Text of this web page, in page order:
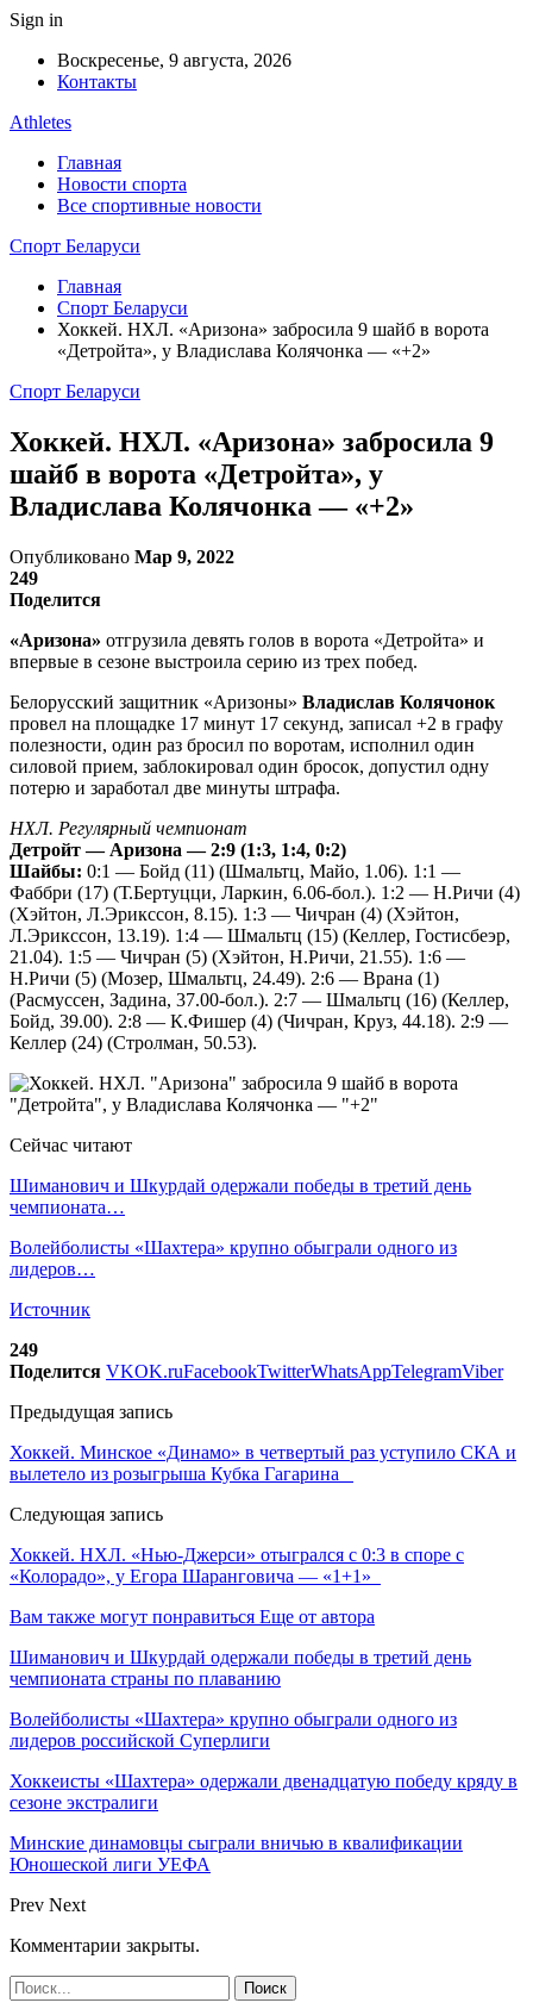
Sign in
Воскресенье, 9 августа, 2026
Контакты
Athletes
Главная
Новости спорта
Все спортивные новости
Спорт Беларуси
Главная
Спорт Беларуси
Хоккей. НХЛ. «Аризона» забросила 9 шайб в ворота
«Детройта», у Владислава Колячонка — «+2»
Спорт Беларуси
Хоккей. НХЛ. «Аризона» забросила 9
шайб в ворота «Детройта», у
Владислава Колячонка — «+2»
Опубликовано Мар 9, 2022
249
Поделится
«Аризона» отгрузила девять голов в ворота «Детройта» и
впервые в сезоне выстроила серию из трех побед.
Белорусский защитник «Аризоны» Владислав Колячонок
провел на площадке 17 минут 17 секунд, записал +2 в графу
полезности, один раз бросил по воротам, исполнил один
силовой прием, заблокировал один бросок, допустил одну
потерю и заработал две минуты штрафа.
НХЛ. Регулярный чемпионат
Детройт — Аризона — 2:9 (1:3, 1:4, 0:2)
Шайбы: 0:1 — Бойд (11) (Шмальтц, Майо, 1.06). 1:1 —
Фаббри (17) (Т.Бертуцци, Ларкин, 6.06-бол.). 1:2 — Н.Ричи (4)
(Хэйтон, Л.Эрикссон, 8.15). 1:3 — Чичран (4) (Хэйтон,
Л.Эрикссон, 13.19). 1:4 — Шмальтц (15) (Келлер, Гостисбеэр,
21.04). 1:5 — Чичран (5) (Хэйтон, Н.Ричи, 21.55). 1:6 —
Н.Ричи (5) (Мозер, Шмальтц, 24.49). 2:6 — Врана (1)
(Расмуссен, Задина, 37.00-бол.). 2:7 — Шмальтц (16) (Келлер,
Бойд, 39.00). 2:8 — К.Фишер (4) (Чичран, Круз, 44.18). 2:9 —
Келлер (24) (Стролман, 50.53).
Сейчас читают
Шиманович и Шкурдай одержали победы в третий день
чемпионата…
Волейболисты «Шахтера» крупно обыграли одного из
лидеров…
Источник
249
Поделится VKOK.ruFacebookTwitterWhatsAppTelegramViber
Предыдущая запись
Хоккей. Минское «Динамо» в четвертый раз уступило СКА и
вылетело из розыгрыша Кубка Гагарина
Следующая запись
Хоккей. НХЛ. «Нью-Джерси» отыгрался с 0:3 в споре с
«Колорадо», у Егора Шаранговича — «1+1»
Вам также могут понравиться Еще от автора
Шиманович и Шкурдай одержали победы в третий день
чемпионата страны по плаванию
Волейболисты «Шахтера» крупно обыграли одного из
лидеров российской Суперлиги
Хоккеисты «Шахтера» одержали двенадцатую победу кряду в
сезоне экстралиги
Минские динамовцы сыграли вничью в квалификации
Юношеской лиги УЕФА
Prev Next
Комментарии закрыты.